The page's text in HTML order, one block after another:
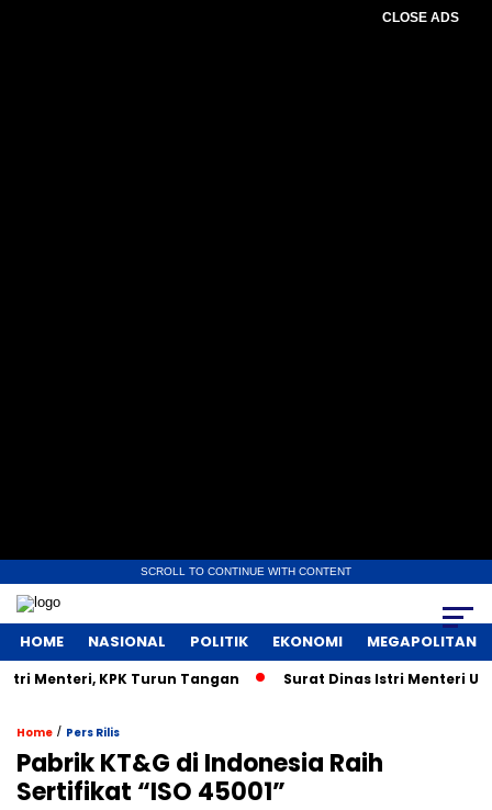
CLOSE ADS
SCROLL TO CONTINUE WITH CONTENT
HOME NASIONAL POLITIK EKONOMI MEGAPOLITAN
Menteri, KPK Turun Tangan Surat Dinas Istri Menteri
Home / Pers Rilis
Pabrik KT&G di Indonesia Raih
Sertifikat “ISO 45001”